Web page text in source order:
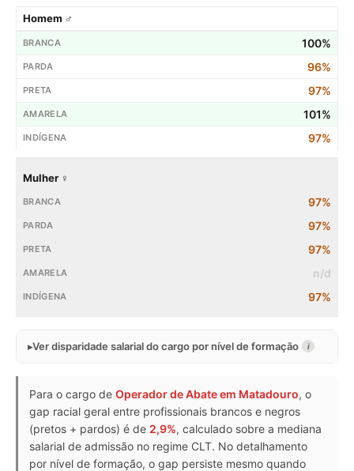
Homem ♂
100%
96%
97%
101%
97%
Mulher ♀
97%
97%
97%
n/d
97%
Ver disparidade salarial do cargo por nível de formação i
Para o cargo de Operador de Abate em Matadouro, o
gap racial geral entre profissionais brancos e negros
(pretos + pardos) é de 2,9%, calculado sobre a mediana
salarial de admissão no regime CLT. No detalhamento
por nível de formação, o gap persiste mesmo quando